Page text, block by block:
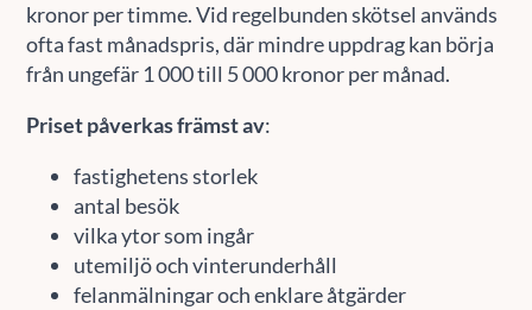
kronor per timme. Vid regelbunden skötsel används
ofta fast månadspris, där mindre uppdrag kan börja
från ungefär 1 000 till 5 000 kronor per månad.
Priset påverkas främst av:
fastighetens storlek
antal besök
vilka ytor som ingår
utemiljö och vinterunderhåll
felanmälningar och enklare åtgärder